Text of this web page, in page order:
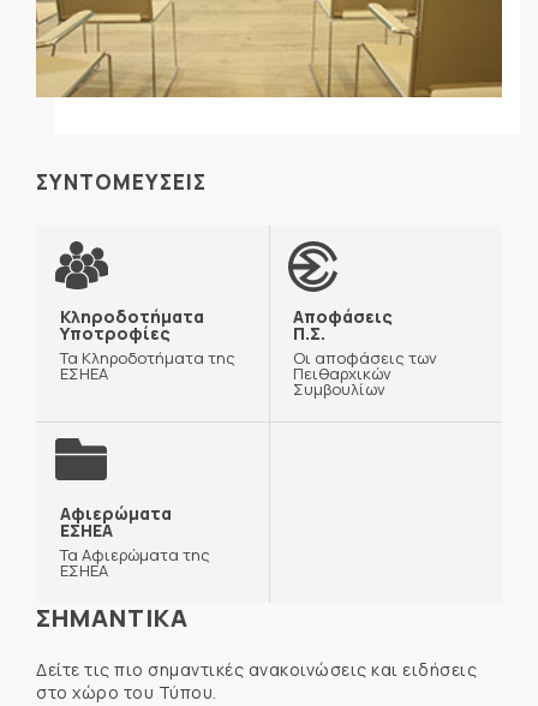
ΣΥΝΤΟΜΕΥΣΕΙΣ
Κληροδοτήματα
Υποτροφίες
Τα Κληροδοτήματα της
ΕΣΗΕΑ
Αποφάσεις
Π.Σ.
Οι αποφάσεις των
Πειθαρχικών
Συμβουλίων
Αφιερώματα
ΕΣΗΕΑ
Τα Αφιερώματα της
ΕΣΗΕΑ
ΣΗΜΑΝΤΙΚΑ
Δείτε τις πιο σημαντικές ανακοινώσεις και ειδήσεις
στο χώρο του Τύπου.